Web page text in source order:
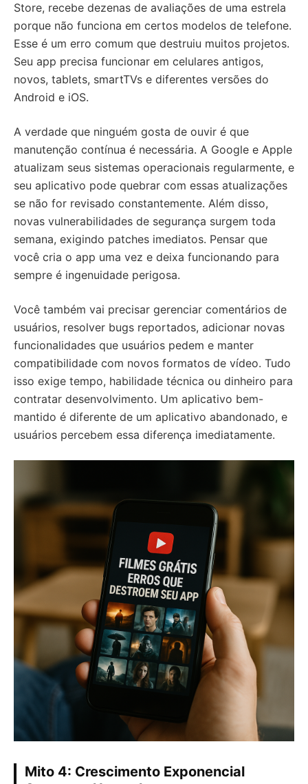
Store, recebe dezenas de avaliações de uma estrela
porque não funciona em certos modelos de telefone.
Esse é um erro comum que destruiu muitos projetos.
Seu app precisa funcionar em celulares antigos,
novos, tablets, smartTVs e diferentes versões do
Android e iOS.
A verdade que ninguém gosta de ouvir é que
manutenção contínua é necessária. A Google e Apple
atualizam seus sistemas operacionais regularmente, e
seu aplicativo pode quebrar com essas atualizações
se não for revisado constantemente. Além disso,
novas vulnerabilidades de segurança surgem toda
semana, exigindo patches imediatos. Pensar que
você cria o app uma vez e deixa funcionando para
sempre é ingenuidade perigosa.
Você também vai precisar gerenciar comentários de
usuários, resolver bugs reportados, adicionar novas
funcionalidades que usuários pedem e manter
compatibilidade com novos formatos de vídeo. Tudo
isso exige tempo, habilidade técnica ou dinheiro para
contratar desenvolvimento. Um aplicativo bem-
mantido é diferente de um aplicativo abandonado, e
usuários percebem essa diferença imediatamente.
Mito 4: Crescimento Exponencial